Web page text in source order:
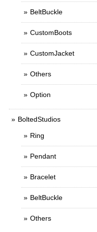
BeltBuckle
CustomBoots
CustomJacket
Others
Option
BoltedStudios
Ring
Pendant
Bracelet
BeltBuckle
Others